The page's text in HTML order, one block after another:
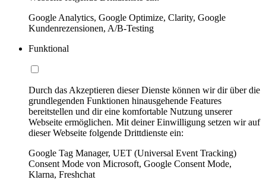
Google Analytics, Google Optimize, Clarity, Google
Kundenrezensionen, A/B-Testing
Funktional
Durch das Akzeptieren dieser Dienste können wir dir über die
grundlegenden Funktionen hinausgehende Features
bereitstellen und dir eine komfortable Nutzung unserer
Webseite ermöglichen. Mit deiner Einwilligung setzen wir auf
dieser Webseite folgende Drittdienste ein:
Google Tag Manager, UET (Universal Event Tracking)
Consent Mode von Microsoft, Google Consent Mode,
Klarna, Freshchat